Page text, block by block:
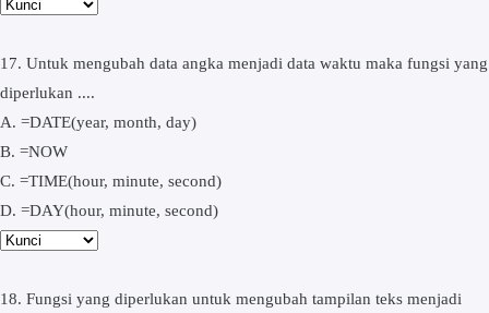
17. Untuk mengubah data angka menjadi data waktu maka fungsi yang
diperlukan ....
A. =DATE(year, month, day)
B. =NOW
C. =TIME(hour, minute, second)
D. =DAY(hour, minute, second)
18. Fungsi yang diperlukan untuk mengubah tampilan teks menjadi